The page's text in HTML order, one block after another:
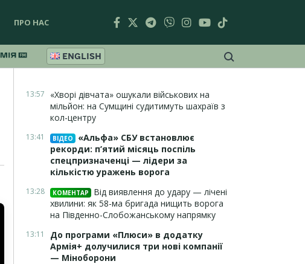
ПРО НАС
ENGLISH
13:57
«Хворі дівчата» ошукали військових на
мільйон: на Сумщині судитимуть шахраїв з
кол-центру
13:41 ВІДЕО
«Альфа» СБУ встановлює
рекорди: п’ятий місяць поспіль
спецпризначенці — лідери за
кількістю уражень ворога
13:28 КОМЕНТАР
Від виявлення до удару — лічені
хвилини: як 58-ма бригада нищить ворога
на Південно-Слобожанському напрямку
13:11
До програми «Плюси» в додатку
Армія+ долучилися три нові компанії
— Міноборони